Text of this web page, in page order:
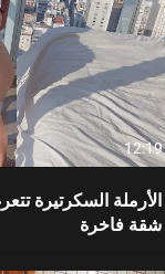
12:19
الأرملة السكرتيرة
شقة فاخرة